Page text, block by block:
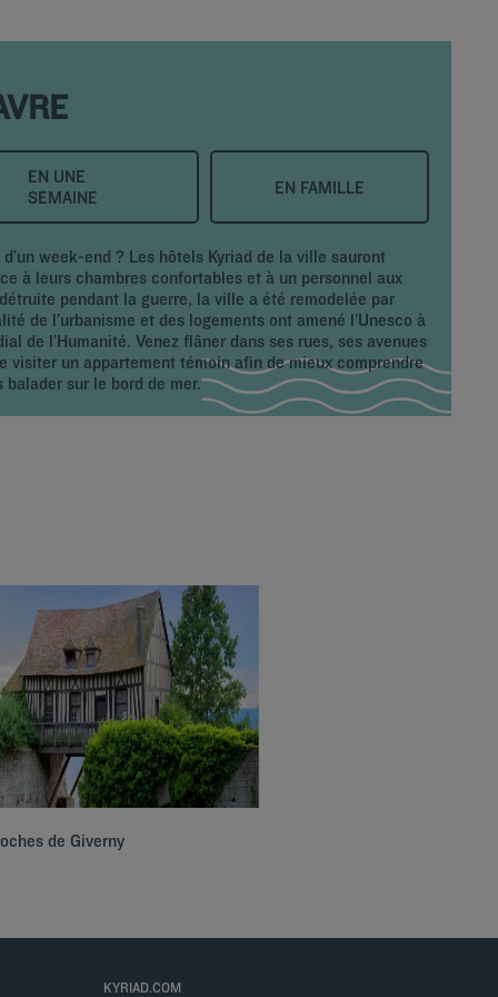
EN UNE
SEMAINE
EN FAMILLE
week-end ? Les hôtels Kyriad de la ville sauront
à leurs chambres confortables et à un personnel aux
pendant la guerre, la ville a été remodelée par
de l’urbanisme et des logements ont amené l’Unesco à
de l’Humanité. Venez flâner dans ses rues, ses avenues
visiter un appartement témoin afin de mieux comprendre
sur le bord de mer.
de Giverny
KYRIAD.COM